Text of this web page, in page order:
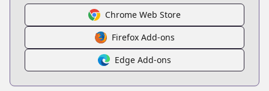
Chrome Web Store
Firefox Add-ons
Edge Add-ons